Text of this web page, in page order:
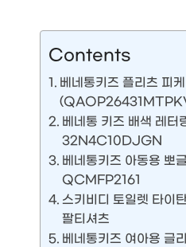
Contents
베네통키즈 플리츠 피
베네통 키즈 배색 레터
32N4C10DJGN
베네통키즈 아동용 뽀
QCMFP2161
스키비디 토일렛 타이
팔티셔츠
베네통키즈 여아용 글